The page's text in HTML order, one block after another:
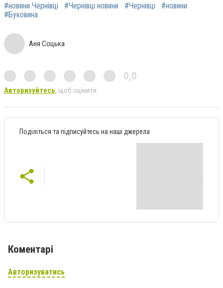
#новини Чернівці #Чернівці новини #Чернівці
#новини
#Буковина
Аня Соцька
0,0
Авторизуйтесь, щоб оцінити
Поділіться та підписуйтесь на наші джерела
Коментарі
Авторизуватись